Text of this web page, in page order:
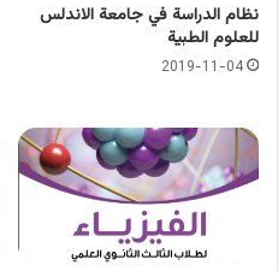
نظام الدراسة في جامعة الاندلس
للعلوم الطبية
2019-11-04